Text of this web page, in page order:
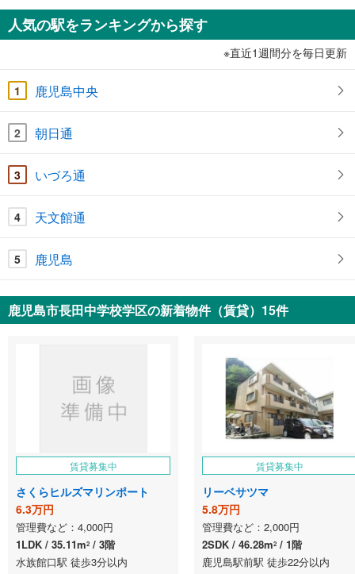
人気の駅をランキングから探す
※直近1週間分を毎日更新
1 鹿児島中央
2 朝日通
3 いづろ通
4 天文館通
5 鹿児島
鹿児島市長田中学校学区の新着物件（賃貸）15件
賃貸募集中
さくらヒルズマリンポート
6.3万円
管理費など：4,000円
1LDK
35.11m2
3階
水族館口駅 徒歩3分以内
賃貸募集中
リーベサツマ
5.8万円
管理費など：2,000円
2SDK
46.28m2
1階
鹿児島駅前駅 徒歩22分以内